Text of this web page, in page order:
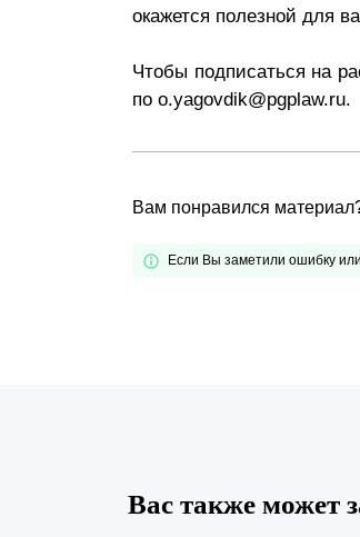
окажется полезной для
Чтобы подписаться на
по o.yagovdik@pgplaw.ru.
Вам понравился
Если Вы заметили ошибку
Вас также может